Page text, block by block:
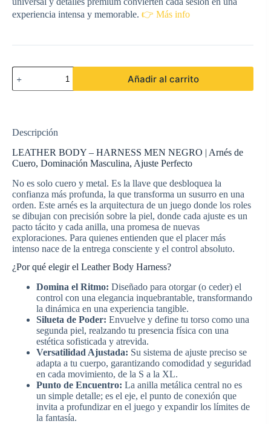
experiencia intensa y memorable. 👉 Más info
LEATHER
BODY
-
cantidad
Añadir al carrito
Descripción
LEATHER BODY – HARNESS MEN NEGRO | Arnés de
Cuero, Dominación Masculina, Ajuste Perfecto
No es solo cuero y metal. Es la llave que desbloquea la
confianza más profunda, la que transforma un susurro en una
orden. Este arnés es la arquitectura de un juego donde los roles
se dibujan con precisión sobre la piel, donde cada ajuste es un
pacto tácito y cada anilla, una promesa de nuevas
exploraciones. Para quienes entienden que el placer más
intenso nace de la entrega consciente y el control absoluto.
¿Por qué elegir el Leather Body Harness?
Domina el Ritmo: Diseñado para otorgar (o ceder) el
control con una elegancia inquebrantable, transformando
la dinámica en una experiencia tangible.
Silueta de Poder: Envuelve y define tu torso como una
segunda piel, realzando tu presencia física con una
estética sofisticada y atrevida.
Versatilidad Ajustada: Su sistema de ajuste preciso se
adapta a tu cuerpo, garantizando comodidad y seguridad
en cada movimiento, de la S a la XL.
Punto de Encuentro: La anilla metálica central no es
un simple detalle; es el eje, el punto de conexión que
invita a profundizar en el juego y expandir los límites de
la fantasía.